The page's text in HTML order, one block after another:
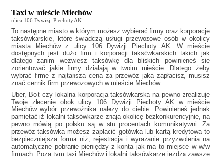
Taxi w mieście Miechów
ulica 106 Dywizji Piechoty AK
To następne miasto w którym możesz wybierać firmy oraz korporacje
taksówkarskie, które świadczą usługi przewozowe osób w okolicy
miasta Miechów z ulicy 106 Dywizji Piechoty AK. W mieście
dostępnych jest dużo firm i korporacji taksówkarskich takich jak
dlatego zanim wezwiesz taksówkę dla bliskich powinieneś się
zorientować jakie firmy działają w twoim mieście. Dlatego żeby
wybrać firmę z najtańszą ceną za przewóz jaką zapłacisz, musisz
znać cennik firm przewozowych w mieście Miechów.
Uber, Bolt czy lokalna korporacja taksówkarska na pewno zrealizuje
Twoje zlecenie obok ulicy 106 Dywizji Piechoty AK w mieście
Miechów wybór przewoźnika należy do ciebie. Powinieneś jednak
pamiętać iż lokalni taksówkarze znają okolicę bezkonkurencyjnie, na
pewno mówią po polsku są w stu procentach komunikatywni. Za
przewóz taksówką możesz zapłacić gotówką lub kartą kredytową to
bezpieczniejsza forma niż, rejestracja i wyrażanie przyzwolenia na
automatyczne pobranie pieniędzy z konta jak ma to miejsce w w/w
firmach. Poza tym taxi Miechówi lokalni taksówkarze jeżdżą zawsze